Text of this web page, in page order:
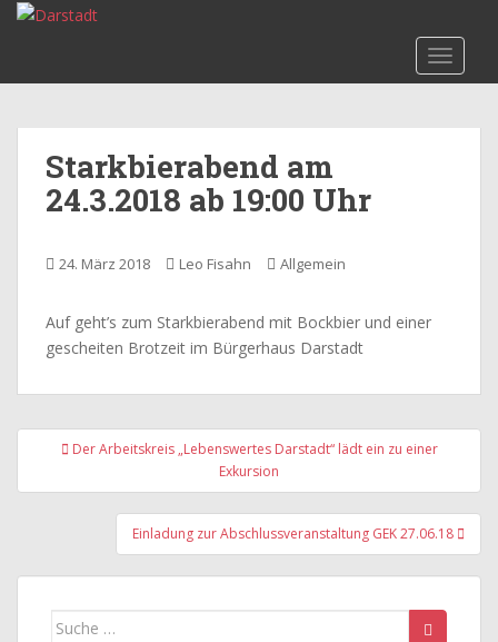
p
Starkbierabend am
24.3.2018 ab 19:00 Uhr
24. März 2018 Leo Fisahn Allgemein
Auf geht’s zum Starkbierabend mit Bockbier und einer
gescheiten Brotzeit im Bürgerhaus Darstadt
Beitragsnavigation
Der Arbeitskreis „Lebenswertes Darstadt“ lädt ein zu einer
Exkursion
Einladung zur Abschlussveranstaltung GEK 27.06.18
Suche